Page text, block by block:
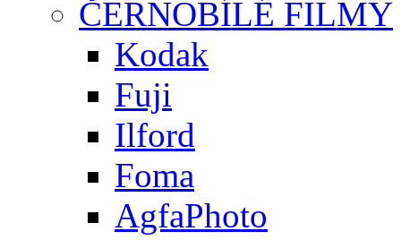
ČERNOBÍLÉ FILMY
Kodak
Fuji
Ilford
Foma
AgfaPhoto